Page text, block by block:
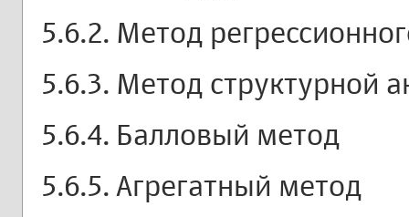
5.6.2. Метод
5.6.3. Метод структурной
5.6.4. Балловый метод
5.6.5. Агрегатный метод